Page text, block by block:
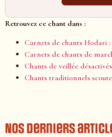
Retrouvez ce chant dans :
Carnets de chants Hodari
Carnets de chants de
Chants de veillée
Chants traditionnels
Nos derniers